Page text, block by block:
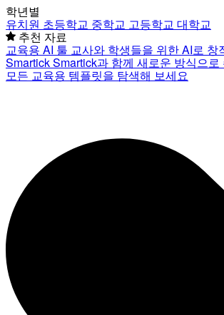
학년별
유치원 초등학교 중학교 고등학교 대학교
추천 자료
교육용 AI 툴 교사와 학생들을 위한 AI로 창
SmartickSmartick과 함께 새로운 방식으
모든 교육용 템플릿을 탐색해 보세요